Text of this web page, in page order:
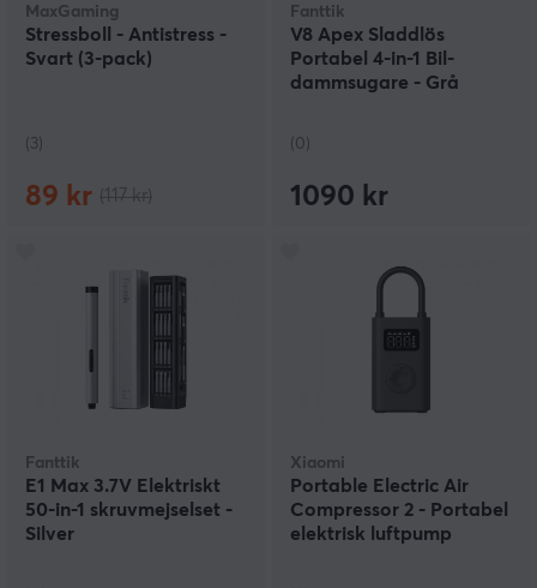
MaxGaming
Stressboll - Antistress -
Svart (3-pack)
(3)
89 kr
Fanttik
V8 Apex Sladdlös
Portabel 4-in-1 Bil-
dammsugare - Grå
(0)
1090 kr
Fanttik
E1 Max 3.7V Elektriskt
50-in-1 skruvmejselset -
Silver
Xiaomi
Portable Electric Air
Compressor 2 - Portabel
elektrisk luftpump